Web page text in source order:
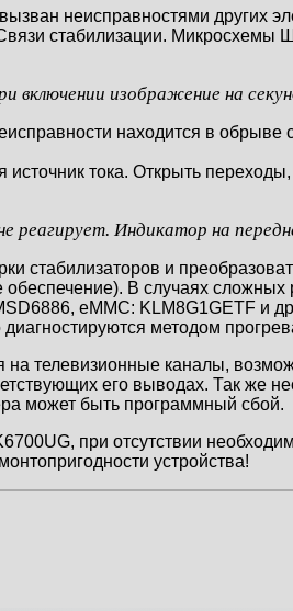
неисправностями других
стабилизации.
изображение на
находится в
тока. Открыть
реагирует. Индикатор на
стабилизаторов и
В случаях
eMMC: KLM8G1GETF и
методом
телевизионные каналы,
его выводах. Так же
может быть программный сбой.
при отсутствии
устройства!